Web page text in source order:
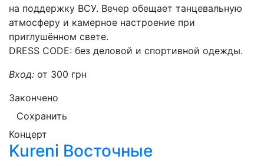
на поддержку ВСУ. Вечер обещает танцевальную
атмосферу и камерное настроение при
приглушённом свете.
DRESS CODE: без деловой и спортивной одежды.
Вход: от 300 грн
Закончено
Сохранить
Концерт
Kureni Восточные